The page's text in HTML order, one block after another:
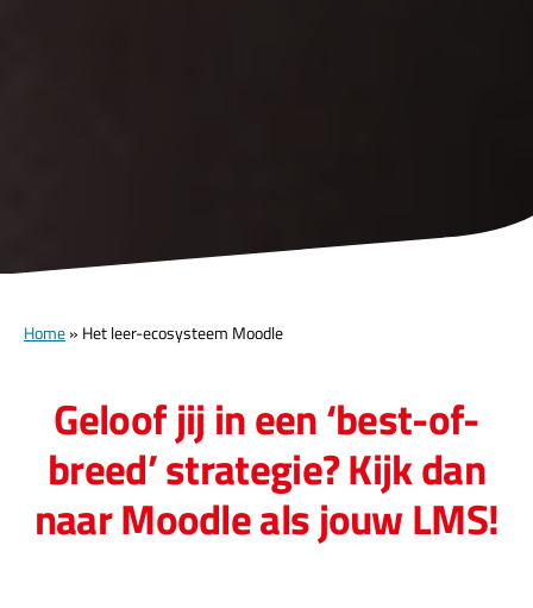
Home» Het leer-ecosysteem Moodle
Geloof jij in een ‘best-of-
breed’ strategie? Kijk dan
naar Moodle als jouw LMS!